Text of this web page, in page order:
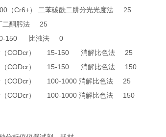
（Cr6+） 二苯碳酰二肼分光光度法 25
二酮肟法 25
150 比浊法 0
CODcr） 15-150 消解比色法 25
CODcr） 15-150 消解比色法 150
CODcr） 100-1000 消解比色法 25
CODcr） 100-1000 消解比色法 150